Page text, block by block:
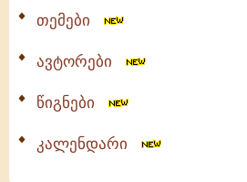
თემები
ავტორები
წიგნები
კალენდარი